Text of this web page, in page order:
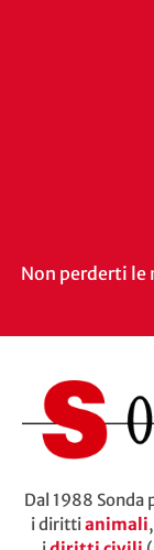
Non perderti
Dal 1988
i dirittianimali